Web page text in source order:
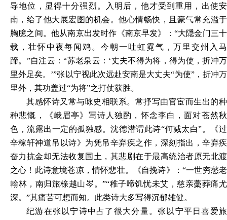
导地位，显得十分强烈。入明后，他才受到重用，出使安
南，给了他大展宏图的机会。他心情畅快，且豪气常充溢于
胸臆之间。他从南京出发时作《南京早发》：“大隠金门三十
载，壮怀中夜每闻鸡。今朝一吐虹霓气，万里交州入马
蹄。”自注云：“苏老泉云：‘丈夫不得为将，得为使，折冲万
里外足矣。’”张以宁视此次远赴安南是大丈夫“为使”，折冲万
里外，其功盖过“为将”之打仗获胜。
其感怀诗又常与咏史相联系。常抒写由官宦而生出的种
种悲慨，《峨眉亭》写诗人独酌，怀念李白，面对苍然秋
色，流露出一定的孤独感。沈德潜谓此诗“何减太白”。《过
辛稼轩神道吊以诗》为凭吊辛弃疾之作，深刻指出，辛弃疾
奋力抗金却无法收复国土，其悲剧在于最高统治者原无北渡
之心！此诗意境苍凉，情怀悲壮。《自挽诗》：“一世穷愁老
翰林，南归旅榇越山岑。”“稚子啼饥忧未艾，慈亲藳葬痛尤
深。”其痛苦可想而知。此类诗大多写得沉郁雄健。
纪游在张以宁诗中占了很大分量。张以宁平日喜爱旅